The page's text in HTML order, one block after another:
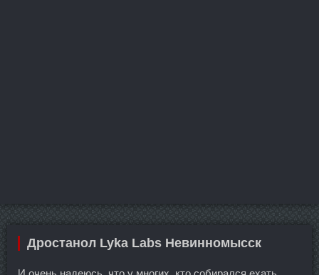
Дростанол Lyka Labs Невинномысск